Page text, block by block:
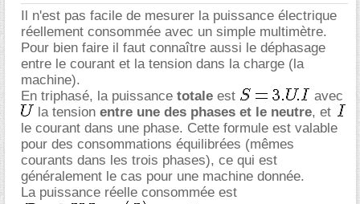
Il n'est pas facile de mesurer la puissance électrique
réellement consommée avec un simple multimètre.
Pour bien faire il faut connaître aussi le déphasage
entre le courant et la tension dans la charge (la
machine).
En triphasé, la puissance totale est
avec
la tension entre une des phases et le neutre, et
le courant dans une phase. Cette formule est valable
pour des consommations équilibrées (mêmes
courants dans les trois phases), ce qui est
généralement le cas pour une machine donnée.
La puissance réelle consommée est